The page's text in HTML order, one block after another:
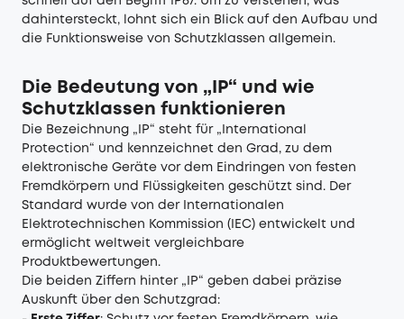
dahintersteckt, lohnt sich ein Blick auf den Aufbau und
die Funktionsweise von Schutzklassen allgemein.
Die Bedeutung von „IP“ und wie
Schutzklassen funktionieren
Die Bezeichnung „IP“ steht für „International
Protection“ und kennzeichnet den Grad, zu dem
elektronische Geräte vor dem Eindringen von festen
Fremdkörpern und Flüssigkeiten geschützt sind. Der
Standard wurde von der Internationalen
Elektrotechnischen Kommission (IEC) entwickelt und
ermöglicht weltweit vergleichbare
Produktbewertungen.
Die beiden Ziffern hinter „IP“ geben dabei präzise
Auskunft über den Schutzgrad: